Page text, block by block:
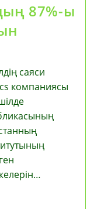
87%-ы
саяси
компаниясы